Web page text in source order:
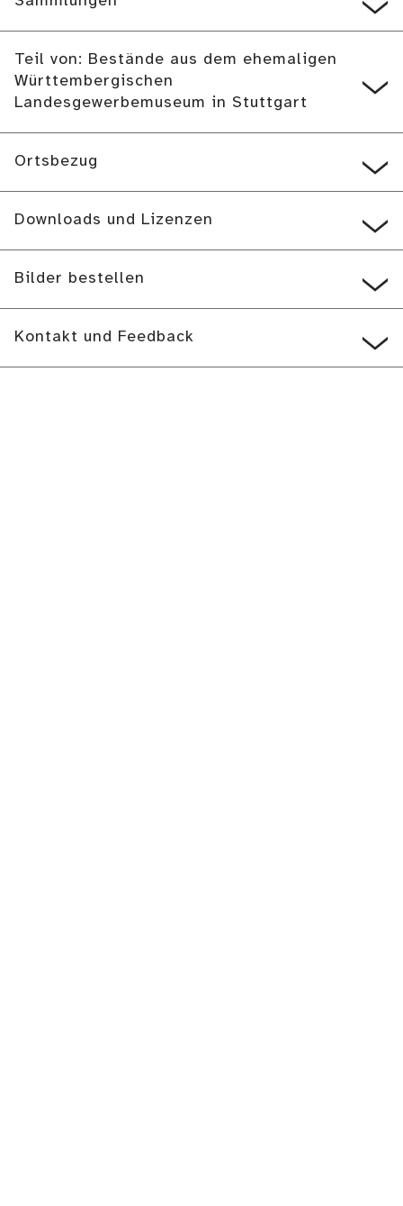
Teil von: Bestände aus dem ehemaligen
Württembergischen
Landesgewerbemuseum in Stuttgart
Ortsbezug
Downloads und Lizenzen
Bilder bestellen
Kontakt und Feedback